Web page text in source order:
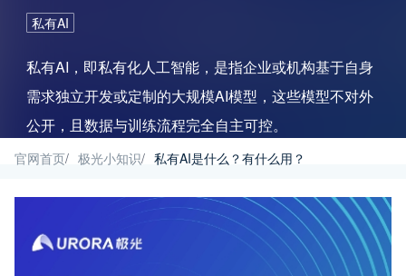
私有AI
私有AI，即私有化人工智能，是指企业或机构基于自身
需求独立开发或定制的大规模AI模型，这些模型不对外
公开，且数据与训练流程完全自主可控。
官网首页/ 极光小知识/ 私有AI是什么？有什么用？